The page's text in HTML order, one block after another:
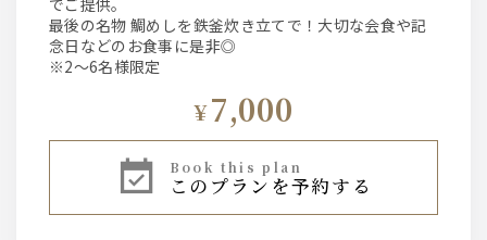
でご提供。
最後の名物 鯛めしを鉄釜炊き立てで！大切な会食や記
念日などのお食事に是非◎
※2～6名様限定
¥7,000
book this plan
このプランを予約する